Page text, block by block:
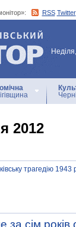
RSS Twitter
2012
трагедію 1943
за сім